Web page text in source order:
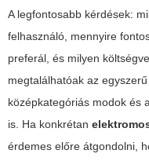
A legfontosabb kérdések:
felhasználó, mennyire
preferál, és milyen
megtalálhatóak az
középkategóriás modok és
is. Ha konkrétan
érdemes előre átgondolni,